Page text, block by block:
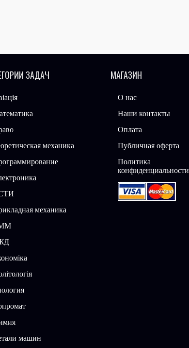
ЗАДАЧ
механика
механика
машин
МАГАЗИН
О нас
Наши контакты
Оплата
Публичная оферта
Политика
конфиденциальности